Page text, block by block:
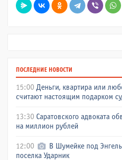
ПОСЛЕДНИЕ НОВОСТИ
15:00 Деньги, квартира или
считают настоящим подарком
13:30 Саратовского адвоката
на миллион рублей
12:00
В Шумейке под
поселка Ударник